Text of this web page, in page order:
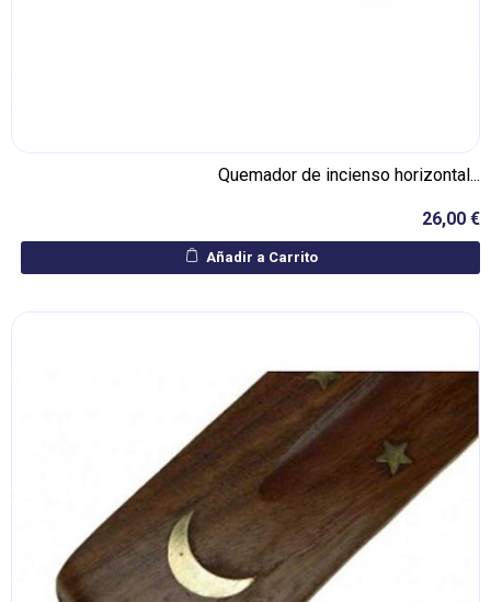
Quemador de incienso horizontal...
26,00 €
Añadir a Carrito